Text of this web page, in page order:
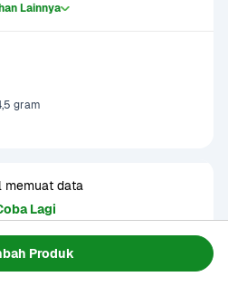
Produk
Lainnya
gram
memuat data
Lagi